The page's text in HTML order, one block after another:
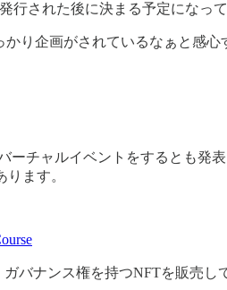
行された後に決まる予定になって
り企画がされているなぁと感
ーチャルイベントをするとも
ます。
バナンス権を持つNFTを販売し